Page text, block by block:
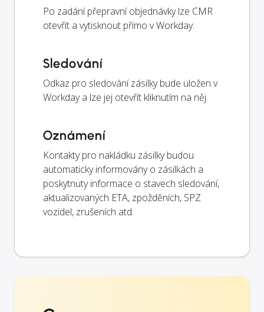
Po zadání přepravní objednávky lze CMR
otevřít a vytisknout přímo v Workday.
Sledování
Odkaz pro sledování zásilky bude uložen v
Workday a lze jej otevřít kliknutím na něj.
Oznámení
Kontakty pro nakládku zásilky budou
automaticky informovány o zásilkách a
poskytnuty informace o stavech sledování,
aktualizovaných ETA, zpožděních, SPZ
vozidel, zrušeních atd.